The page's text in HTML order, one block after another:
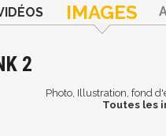
IMAGES
2
Photo, Illustration, fond
Toutes les